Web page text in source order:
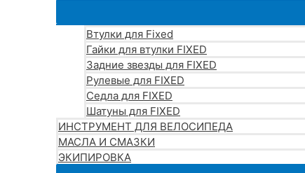
Втулки для Fixed
Гайки для втулки FIXED
Задние звезды для FIXED
Рулевые для FIXED
Седла для FIXED
Шатуны для FIXED
ИНСТРУМЕНТ ДЛЯ ВЕЛОСИПЕДА
МАСЛА И СМАЗКИ
ЭКИПИРОВКА